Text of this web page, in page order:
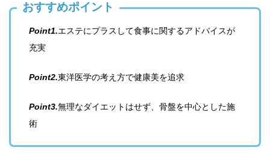
おすすめポイント
Point1.エステにプラスして食事に関するアドバイスが
充実
Point2.東洋医学の考え方で健康美を追求
Point3.無理なダイエットはせず、骨盤を中心とした施
術